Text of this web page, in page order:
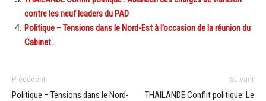
contre les neuf leaders du PAD
Politique – Tensions dans le Nord-Est à l’occasion de la réunion du
Cabinet.
Précédent
Politique – Tensions dans le Nord-
Suivant
THAILANDE Conflit politique: Le